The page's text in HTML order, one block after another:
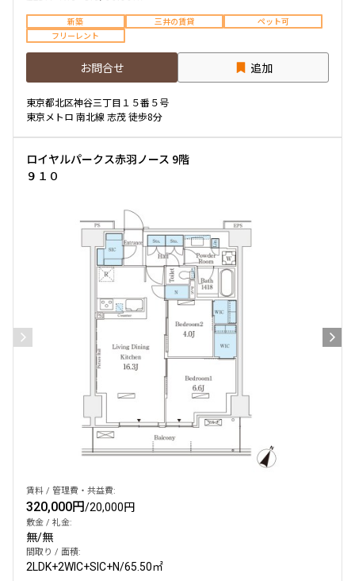
新築 三井の賃貸
ペット可
フリーレント
お問合せ 追加
東京都北区神谷三丁目１５番５号
東京メトロ 南北線 志茂 徒歩8分
ロイヤルパークス赤羽ノース 9階
９１０
賃料 / 管理費・共益費:
320,000円/20,000円
敷金 / 礼金:
無/無
間取り / 面積:
2LDK+2WIC+SIC+N/65.50㎡